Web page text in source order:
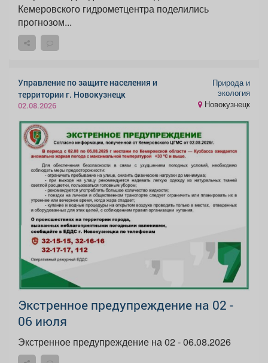
Кемеровского гидрометцентра поделились
прогнозом...
Управление по защите населения и
территории г. Новокузнецк
02.08.2026
Природа и
экология
Новокузнецк
Экстренное предупреждение на 02 -
06 июля
Экстренное предупреждение на 02 - 06.08.2026